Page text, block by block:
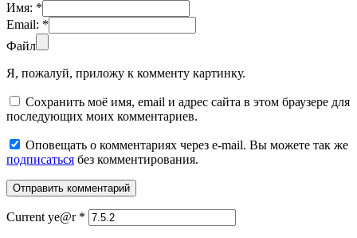
Имя: *
Email: *
Файл
Я, пожалуй, приложу к комменту картинку.
Сохранить моё имя, email и адрес сайта в этом браузере для
последующих моих комментариев.
Оповещать о комментариях через e-mail. Вы можете так же
подписаться без комментирования.
Current ye@r *